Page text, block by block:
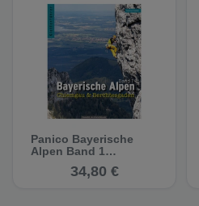
Panico Bayerische
Alpen Band 1
(Chiemgau &
Berchtesgaden) -
34,80 €